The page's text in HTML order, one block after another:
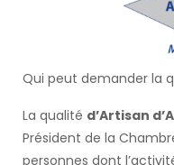
Qui peut demander la
La qualité d’Artisan
Président de la
personnes dont